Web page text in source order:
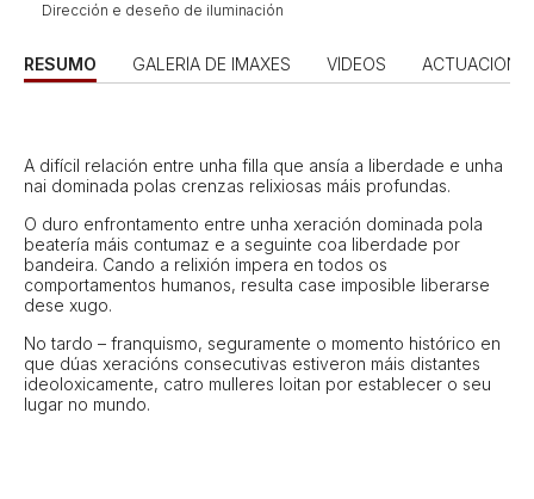
Dirección e deseño de iluminación
RESUMO GALERÍA DE IMAXES VÍDEOS ACTUACIÓNS
A difícil relación entre unha filla que ansía a liberdade e unha
nai dominada polas crenzas relixiosas máis profundas.
O duro enfrontamento entre unha xeración dominada pola
beatería máis contumaz e a seguinte coa liberdade por
bandeira. Cando a relixión impera en todos os
comportamentos humanos, resulta case imposible liberarse
dese xugo.
No tardo – franquismo, seguramente o momento histórico en
que dúas xeracións consecutivas estiveron máis distantes
ideoloxicamente, catro mulleres loitan por establecer o seu
lugar no mundo.